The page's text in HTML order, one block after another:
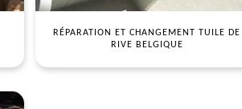
RÉPARATION ET CHANGEMENT TUILE DE
RIVE BELGIQUE